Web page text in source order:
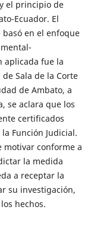
el principio de
Ecuador. El
en el enfoque
aplicada fue la
Sala de la Corte
de Ambato, a
se aclara que los
certificados
Función Judicial.
motivar conforme a
la medida
a receptar la
su investigación,
hechos.